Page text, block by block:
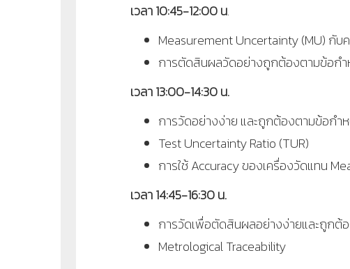
เวลา 10:45-12:00 น.
Measurement Uncertainty(MU) กับ
การตัดสินผลวัดอย่างถูกต้องตามข้อก
เวลา 13:00-14:30 น.
การวัดอย่างง่าย และถูกต้องตามข้อกำ
Test Uncertainty Ratio (TUR)
การใช้Accuracyของเครื่องวัดแทน
เวลา 14:45-16:30 น.
การวัดเพื่อตัดสินผลอย่างง่ายและถูกต้
Metrological Traceability